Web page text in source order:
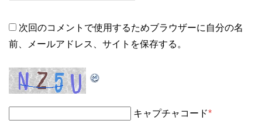
次回のコメントで使用するためブラウザーに自分の名
前、メールアドレス、サイトを保存する。
キャプチャコード*